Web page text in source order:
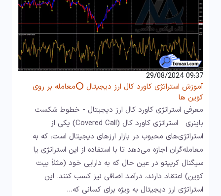
09:37 29/08/2024
آموزش استراتژی کاورد کال ارز دیجیتال ⭕معامله بر روی
کوین ها
معرفی استراتژی کاورد کال ارز دیجیتال - خطوط شکست
باینری استراتژی کاورد کال (Covered Call) یکی از
استراتژی‌های محبوب در بازار ارزهای دیجیتال است، که به
معامله‌گران اجازه می‌دهد تا با استفاده از این استراتژی یا
سیگنال کریپتو در عین حال که به دارایی خود (مثلاً بیت
کوین) اعتقاد دارند، درآمد اضافی نیز کسب کنند. این
استراتژی ارز دیجیتال به ویژه برای کسانی که…